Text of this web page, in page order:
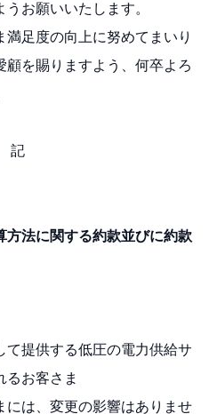
お願いいたします。
足度の向上に努めてまいり
顧を賜りますよう、何卒よろ
記
方法に関する約款並びに約款
て提供する低圧の電力供給サ
るお客さま
は、変更の影響はありませ